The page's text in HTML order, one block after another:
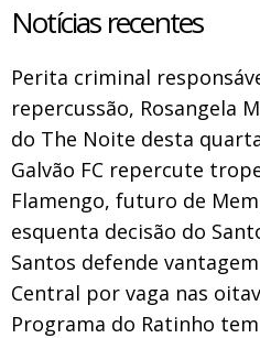
Notícias recentes
Perita criminal
repercussão, Rosangela
do The Noite desta
Galvão FC repercute
Flamengo, futuro de
esquenta decisão do
Santos defende
Central por vaga nas
Programa do Ratinho